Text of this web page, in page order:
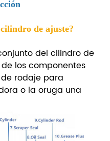
de ajuste?
del cilindro de
los componentes
rodaje para
o la oruga una